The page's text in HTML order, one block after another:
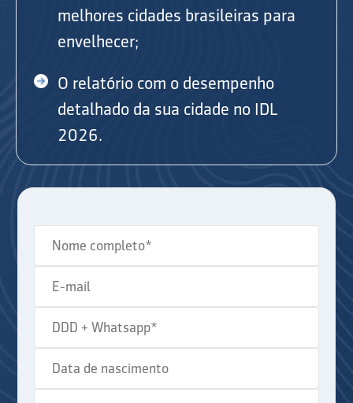
melhores cidades brasileiras para
envelhecer;
O relatório com o desempenho
detalhado da sua cidade no IDL
2026.